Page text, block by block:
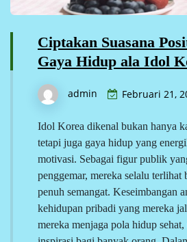
Ciptakan Suasana
Gaya Hidup ala Idol
admin Februari 21,
Idol Korea dikenal bukan hanya
tetapi juga gaya hidup yang
motivasi. Sebagai figur publik
penggemar, mereka selalu terlihat
penuh semangat. Keseimbangan
kehidupan pribadi yang mereka
mereka menjaga pola hidup